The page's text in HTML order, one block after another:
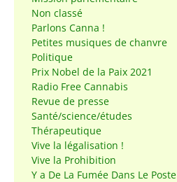
Non classé
Parlons Canna !
Petites musiques de chanvre
Politique
Prix Nobel de la Paix 2021
Radio Free Cannabis
Revue de presse
Santé/science/études
Thérapeutique
Vive la légalisation !
Vive la Prohibition
Y a De La Fumée Dans Le Poste